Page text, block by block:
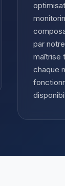
par
maîtrise
chaque